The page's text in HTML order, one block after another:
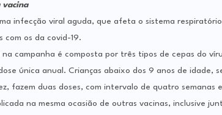
vacina
infecção viral aguda, que afeta o sistema
com os da covid-19.
campanha é composta por três tipos de cepas do
única anual. Crianças abaixo dos 9 anos de idade,
fazem duas doses, com intervalo de quatro semanas
na mesma ocasião de outras vacinas, inclusive